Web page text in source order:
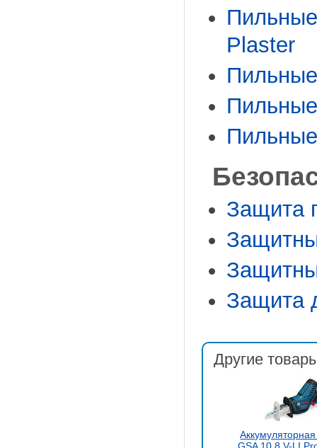
Plaster
Защита
Защита
Другие